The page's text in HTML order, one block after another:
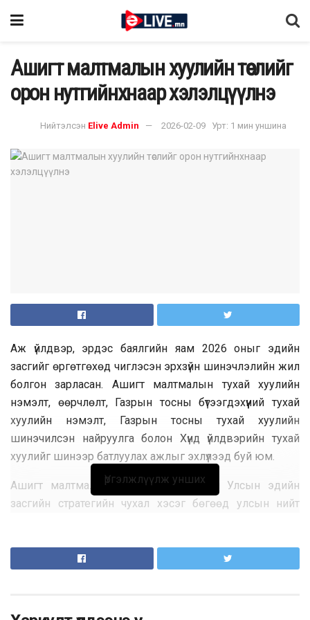
Ашигт малтмалын хуулийн төслийг
орон нутгийнхнаар хэлэлцүүлнэ
Нийтэлсэн Elive Admin 2026-02-09 Урт: 1 мин уншина
Аж үйлдвэр, эрдэс баялгийн яам 2026 оныг эдийн
засгийг өргөтгөхөд чиглэсэн эрхзүйн шинэчлэлийн жил
болгон зарласан. Ашигт малтмалын тухай хуулийн
нэмэлт, өөрчлөлт, Газрын тосны бүтээгдэхүүний тухай
хуулийн нэмэлт, Газрын тосны тухай хуулийн
шинэчилсэн найруулга болон Хүнд үйлдвэрийн тухай
хуулийг шинээр батлуулах ажлыг эхлүүлээд буй юм.
Ашигт малтмалын салбар нь Монгол Улсын эдийн
засгийн стратегийн чухал хэсэг бөгөөд улсын нийт
орчныг шинэчлэх нь салбарыг тогтвортой хөгжүүлэх,
Үргэлжлүүлж унших